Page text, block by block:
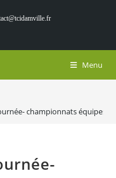
Menu
championnats équipes